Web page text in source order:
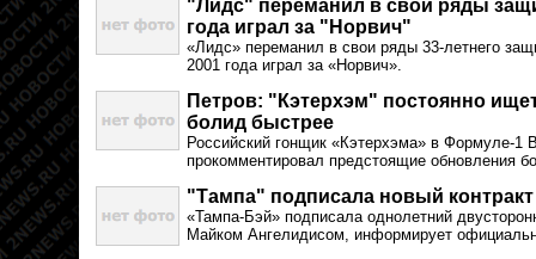
"Лидс" переманил в свои ряды
года играл за "Норвич"
«Лидс» переманил в свои ряды 33-летнего
2001 года играл за «Норвич».
Петров: "Кэтерхэм" постоянно
болид быстрее
Российский гонщик «Кэтерхэма» в Формуле-1
прокомментировал предстоящие обновления
"Тампа" подписала новый
«Тампа-Бэй» подписала однолетний
Майком Ангелидисом, информирует